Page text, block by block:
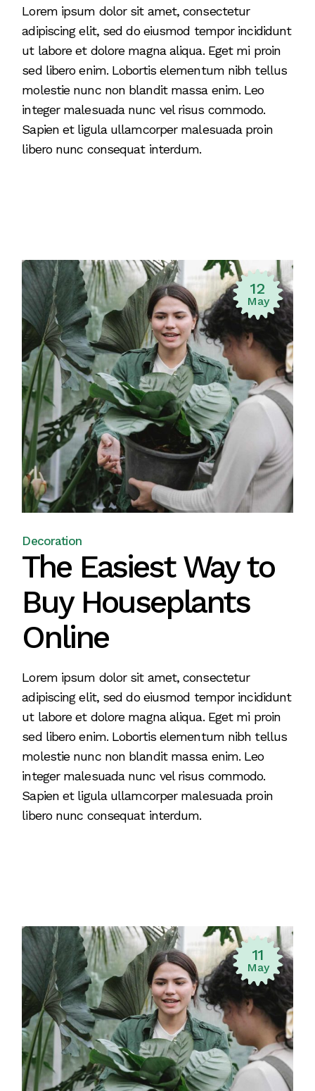
Lorem ipsum dolor sit amet, consectetur
adipiscing elit, sed do eiusmod tempor incididunt
ut labore et dolore magna aliqua. Eget mi proin
sed libero enim. Lobortis elementum nibh tellus
molestie nunc non blandit massa enim. Leo
integer malesuada nunc vel risus commodo.
Sapien et ligula ullamcorper malesuada proin
libero nunc consequat interdum.
12
May
Decoration
The Easiest Way to
Buy Houseplants
Online
Lorem ipsum dolor sit amet, consectetur
adipiscing elit, sed do eiusmod tempor incididunt
ut labore et dolore magna aliqua. Eget mi proin
sed libero enim. Lobortis elementum nibh tellus
molestie nunc non blandit massa enim. Leo
integer malesuada nunc vel risus commodo.
Sapien et ligula ullamcorper malesuada proin
libero nunc consequat interdum.
11
May